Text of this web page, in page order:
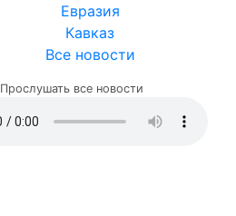
Евразия
Кавказ
Все новости
Прослушать все новости